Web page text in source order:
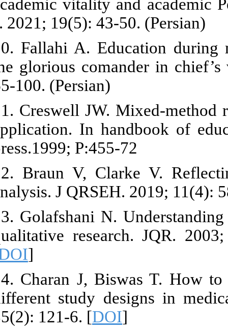
academic
J. 2021;
20. Fallahi
the glorious
21. Creswell
application.
press.1999;
22. Braun
analysis. J
23.
qualitative
24. Charan
different